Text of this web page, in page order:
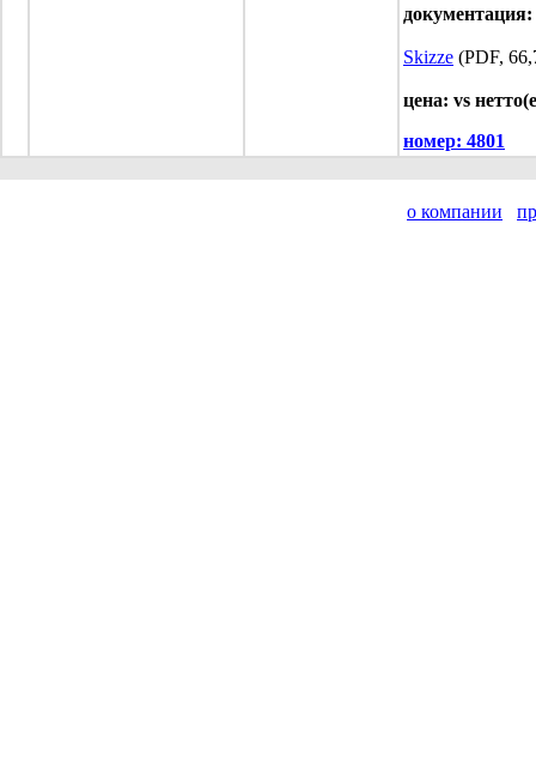
документация:
Skizze (PDF,
цена: vs
номер: 4801
о компании